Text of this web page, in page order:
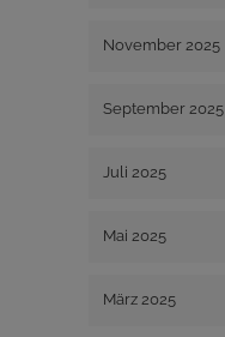
November 2025
September 2025
Juli 2025
Mai 2025
März 2025